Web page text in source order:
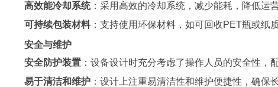
高效能冷却系统：采用高效的冷却系统，减少能耗，降低运
可持续包装材料：支持使用环保材料，如可回收PET瓶或纸
安全与维护
安全防护装置 ：设备设计时充分考虑了操作人员的安全性，
易于清洁和维护 ：设计上注重易清洁性和维护便捷性，确保